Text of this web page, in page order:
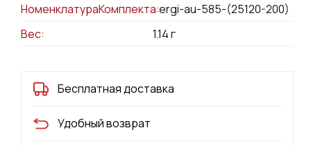
НоменклатураКомплекта:sergi-au-585-(25120-200)
Вес:
1.14г
Бесплатная доставка
Удобный возврат